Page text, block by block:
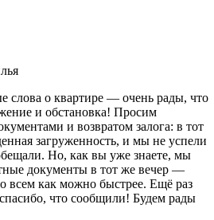
слова о квартире — очень рады, что
и обстановка! Просим
и возвратом залога: в тот
загруженность, и мы не успели
Но, как вы уже знаете, мы
документы в тот же вечер —
всем как можно быстрее. Ещё раз
что сообщили! Будем рады